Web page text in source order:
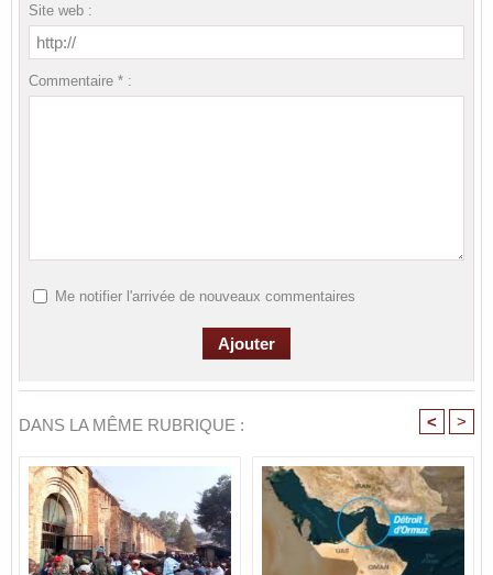
Site web :
Commentaire * :
Me notifier l'arrivée de nouveaux commentaires
DANS LA MÊME RUBRIQUE : < >